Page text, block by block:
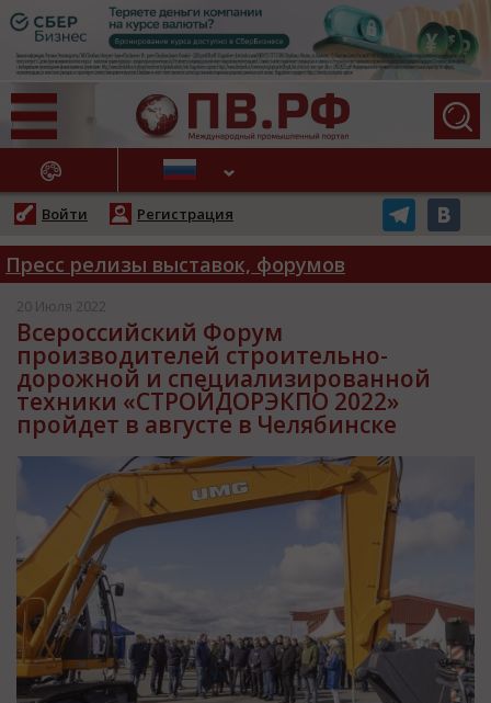
НОВОСТИ
Войти Регистрация
Пресс релизы выставок, форумов
20 Июля 2022
Всероссийский Форум
производителей строительно-
дорожной и специализированной
техники «СТРОЙДОРЭКПО 2022»
пройдет в августе в Челябинске